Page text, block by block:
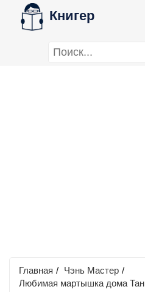
Книгер
Главная / Чэнь Мастер /
Любимая мартышка дома Тан